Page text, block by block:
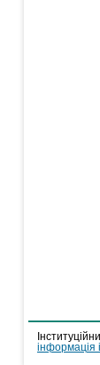
інформація